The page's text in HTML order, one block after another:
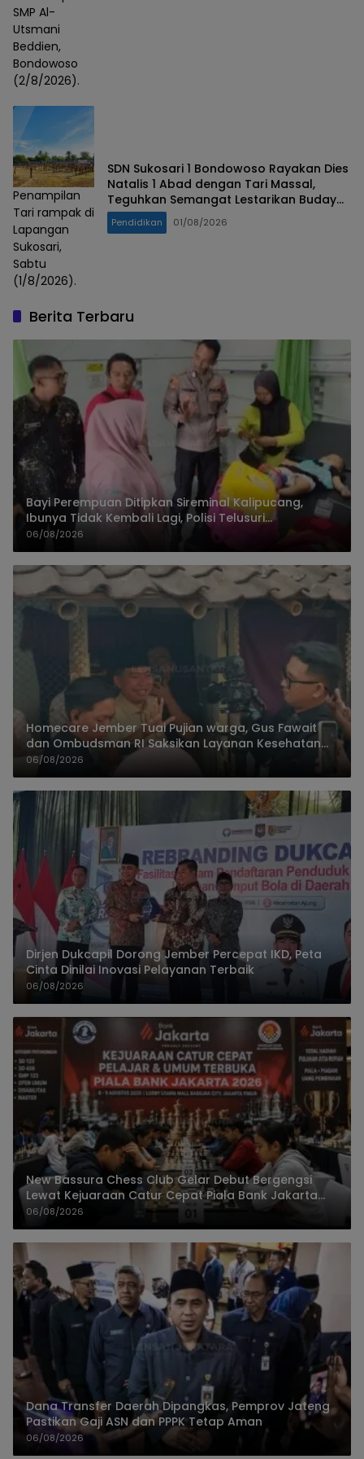
SMP Al-
Utsmani
Beddien,
Bondowoso
(2/8/2026).
Penampilan
Tari rampak di
Lapangan
Sukosari,
Sabtu
(1/8/2026).
SDN Sukosari 1 Bondowoso Rayakan Dies
Natalis 1 Abad dengan Tari Massal,
Teguhkan Semangat Lestarikan Budaya
Nusantara
Pendidikan 01/08/2026
Berita Terbaru
Bayi Perempuan Ditipkan Sireminal Kalipucang,
Ibunya Tidak Kembali Lagi, Polisi Telusuri
Keberadaan Orang Tua
06/08/2026
Homecare Jember Tuai Pujian warga, Gus Fawait
dan Ombudsman RI Saksikan Layanan Kesehatan
Rumah Pasien
06/08/2026
Dirjen Dukcapil Dorong Jember Percepat IKD, Peta
Cinta Dinilai Inovasi Pelayanan Terbaik
06/08/2026
New Bassura Chess Club Gelar Debut Bergengsi
Lewat Kejuaraan Catur Cepat Piala Bank Jakarta
2026
06/08/2026
Dana Transfer Daerah Dipangkas, Pemprov Jateng
Pastikan Gaji ASN dan PPPK Tetap Aman
06/08/2026